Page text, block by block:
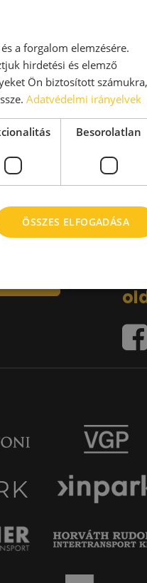
m2
m2
m2
m2
m2
ESG
A
B
a forgalom elemzésére.
hirdetési és elemző
Ön biztosított számukra,
Adatvédelmi irányelvek
Besorolatlan
ÖSSZES ELFOGADÁSA